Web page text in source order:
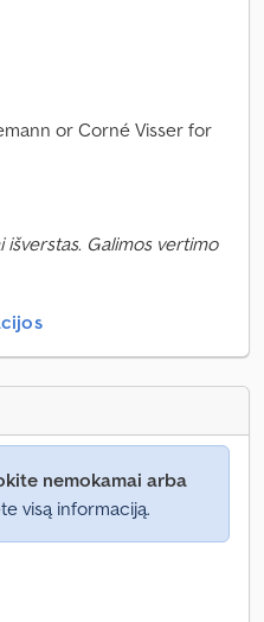
or Corné Visser for
Galimos vertimo
nemokamai arba
visą informaciją.